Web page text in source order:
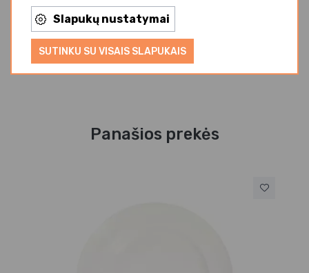
Slapukų nustatymai
SUTINKU SU VISAIS SLAPUKAIS
Panašios prekės